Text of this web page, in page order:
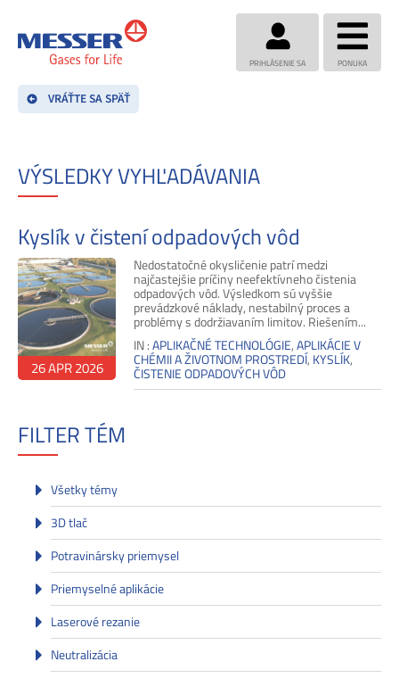
PRIHLÁSENIE SA PONUKA
VRÁŤTE SA SPÄŤ
VÝSLEDKY VYHĽADÁVANIA
Kyslík v čistení odpadových vôd
26 APR 2026
Nedostatočné okysličenie patrí medzi
najčastejšie príčiny neefektívneho čistenia
odpadových vôd. Výsledkom sú vyššie
prevádzkové náklady, nestabilný proces a
problémy s dodržiavaním limitov. Riešením...
IN : APLIKAČNÉ TECHNOLÓGIE, APLIKÁCIE V
CHÉMII A ŽIVOTNOM PROSTREDÍ, KYSLÍK,
ČISTENIE ODPADOVÝCH VÔD
FILTER TÉM
Všetky témy
3D tlač
Potravinársky priemysel
Priemyselné aplikácie
Laserové rezanie
Neutralizácia